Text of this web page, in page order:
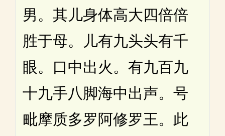
男。其儿身体高大四倍倍
胜于母。儿有九头头有千
眼。口中出火。有九百九
十九手八脚海中出声。号
毗摩质多罗阿修罗王。此